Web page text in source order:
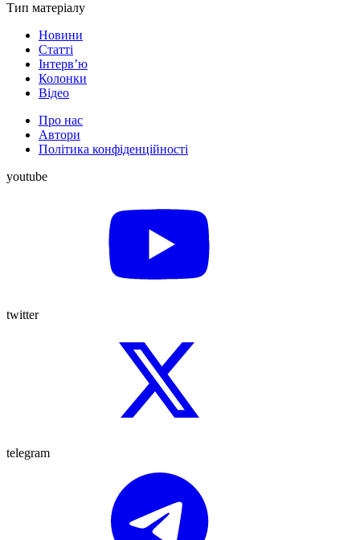
Тип матеріалу
Новини
Статті
Інтерв’ю
Колонки
Відео
Про нас
Автори
Політика конфіденційності
youtube
twitter
telegram